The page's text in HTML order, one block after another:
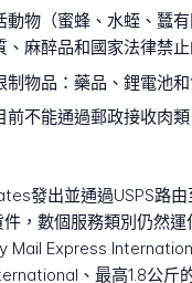
動物（蜜蜂、水蛭、蠶
、麻醉品和國家法律禁
物品： 藥品、鋰電池
前不能通過郵政接收肉
發出並通過USPS路
，數個服務類別仍然運
Mail Express
、最高1.8公斤